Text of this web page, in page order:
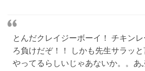
とんだクレイジーボーイ！ チキン
ろ負けだぞ！！ しかも先生サラッ
やってるらしいじゃあないか。。あ